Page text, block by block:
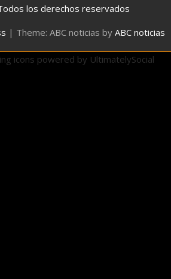
los derechos reservados
| Theme: ABC noticias by ABC noticias
icons powered by UltimatelySocial